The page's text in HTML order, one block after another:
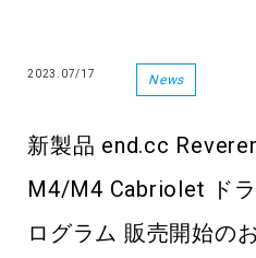
2023.07/17 News
新製品 end.cc
M4/M4 Cabriolet ド
ログラム 販売開始の